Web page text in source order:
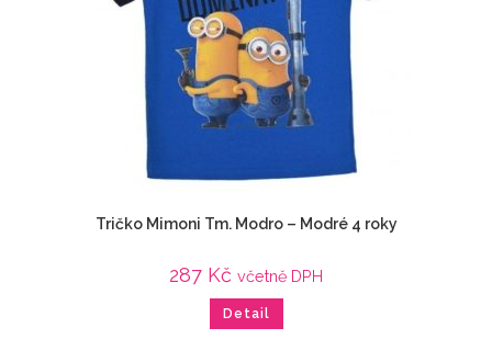
Tričko Mimoni Tm. Modro – Modré 4 roky
287 Kč včetně DPH
Detail